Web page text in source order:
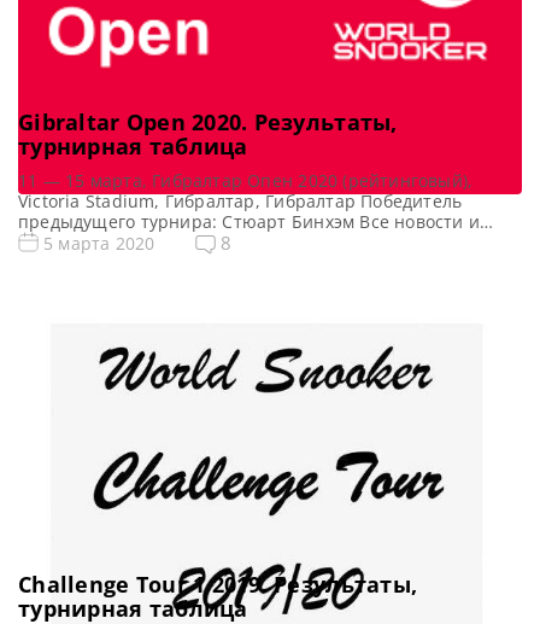
Gibraltar Open 2020. Результаты,
турнирная таблица
11 — 15 марта, Гибралтар Опен 2020 (рейтинговый),
Victoria Stadium, Гибралтар, Гибралтар Победитель
предыдущего турнира: Стюарт Бинхэм Все новости и
результаты Gibraltar Open 2020 Квалификация Gibraltar
5 марта 2020 8
Challenge Tour 1 2019. Результаты,
турнирная таблица